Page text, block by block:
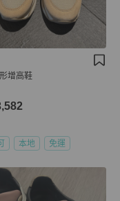
增高鞋
本地 免運